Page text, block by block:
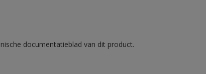
documentatieblad van dit product.